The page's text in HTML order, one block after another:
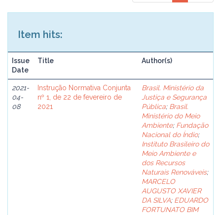
Item hits:
Issue
Date
Title Author(s)
2021-
04-
08
Instrução Normativa Conjunta
nº 1, de 22 de fevereiro de
2021
Brasil. Ministério da
Justiça e Segurança
Pública; Brasil.
Ministério do Meio
Ambiente; Fundação
Nacional do Índio;
Instituto Brasileiro do
Meio Ambiente e
dos Recursos
Naturais Renováveis;
MARCELO
AUGUSTO XAVIER
DA SILVA; EDUARDO
FORTUNATO BIM